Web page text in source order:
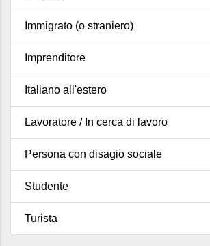
Immigrato (o straniero)
Imprenditore
Italiano all'estero
Lavoratore / In cerca di lavoro
Persona con disagio sociale
Studente
Turista